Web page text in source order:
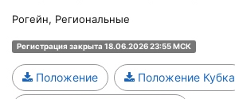
Рогейн, Региональные
Регистрация закрыта 18.06.2026 23:55 МСК
Положение Положение Кубка